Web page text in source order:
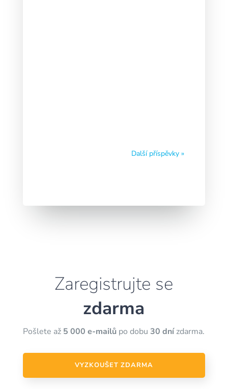
Další příspěvky »
Zaregistrujte se
zdarma
Pošlete až 5 000 e-mailů po dobu 30 dnízdarma.
VYZKOUŠET ZDARMA